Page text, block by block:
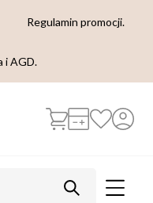
Regulamin promocji.
i AGD.